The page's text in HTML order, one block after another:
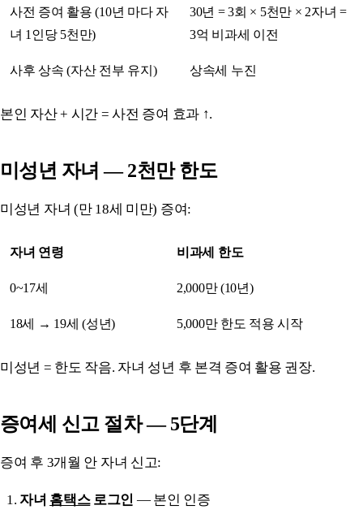
사전 증여 활용 (10년 마다 자
녀 1인당 5천만)
30년 = 3회 × 5천만 × 2자녀 =
3억 비과세 이전
사후 상속 (자산 전부 유지) 상속세 누진
본인 자산 + 시간 = 사전 증여 효과 ↑.
미성년 자녀 — 2천만 한도
미성년 자녀 (만 18세 미만) 증여:
자녀 연령 비과세 한도
0~17세 2,000만 (10년)
18세 → 19세 (성년) 5,000만 한도 적용 시작
미성년 = 한도 작음. 자녀 성년 후 본격 증여 활용 권장.
증여세 신고 절차 — 5단계
증여 후 3개월 안 자녀 신고:
자녀 홈택스로그인 — 본인 인증